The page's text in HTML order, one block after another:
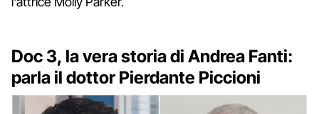
Doc 3, la vera storia di Andrea Fanti:
parla il dottor Pierdante Piccioni